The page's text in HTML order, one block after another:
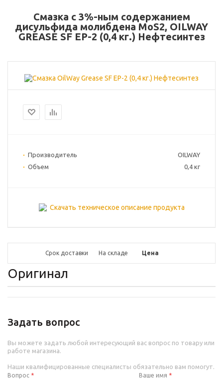
Смазка с 3%-ным содержанием
дисульфида молибдена MoS2, OILWAY
GREASE SF EP-2 (0,4 кг.) Нефтесинтез
Производитель
OILWAY
Объем
0,4 кг
Скачать техническое описание продукта
Срок доставки На складе Цена
Оригинал
Задать вопрос
Вы можете задать любой интересующий вас вопрос по товару или
работе магазина.
Наши квалифицированные специалисты обязательно вам помогут.
Вопрос * Ваше имя *